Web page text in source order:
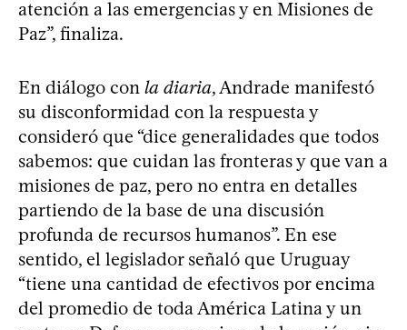
atención a las emergencias y en Misiones de
Paz”, finaliza.
En diálogo con la diaria, Andrade manifestó
su disconformidad con la respuesta y
consideró que “dice generalidades que todos
sabemos: que cuidan las fronteras y que van a
misiones de paz, pero no entra en detalles
partiendo de la base de una discusión
profunda de recursos humanos”. En ese
sentido, el legislador señaló que Uruguay
“tiene una cantidad de efectivos por encima
del promedio de toda América Latina y un